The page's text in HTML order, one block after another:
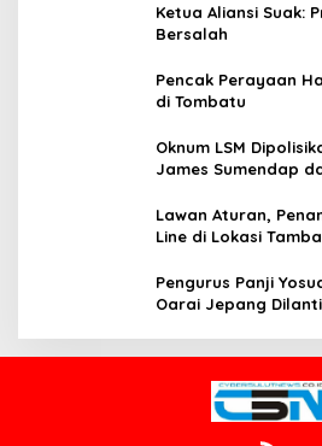
Ketua Aliansi Suak:
Bersalah
Pencak Perayaan
di Tombatu
Oknum LSM
James Sumendap
Lawan Aturan,
Line di Lokasi
Pengurus Panji
Oarai Jepang